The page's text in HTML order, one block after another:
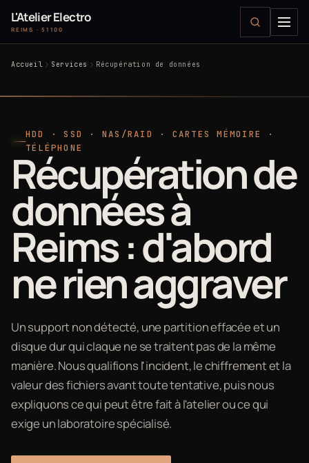
L'Atelier Electro
REIMS · 51100
Accueil Services Récupération de données
HDD · SSD · NAS/RAID · CARTES MÉMOIRE ·
TÉLÉPHONE
Récupération de
données à
Reims : d'abord
ne rien aggraver
Un support non détecté, une partition effacée et un
disque dur qui claque ne se traitent pas de la même
manière. Nous qualifions l'incident, le chiffrement et la
valeur des fichiers avant toute tentative, puis nous
expliquons ce qui peut être fait à l'atelier ou ce qui
exige un laboratoire spécialisé.